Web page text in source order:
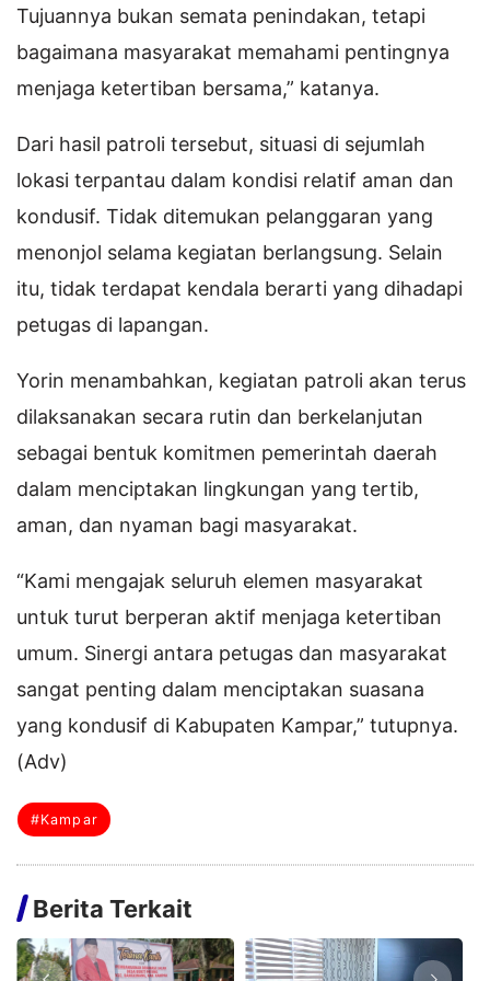
Tujuannya bukan semata penindakan, tetapi
bagaimana masyarakat memahami pentingnya
menjaga ketertiban bersama,” katanya.
Dari hasil patroli tersebut, situasi di sejumlah
lokasi terpantau dalam kondisi relatif aman dan
kondusif. Tidak ditemukan pelanggaran yang
menonjol selama kegiatan berlangsung. Selain
itu, tidak terdapat kendala berarti yang dihadapi
petugas di lapangan.
Yorin menambahkan, kegiatan patroli akan terus
dilaksanakan secara rutin dan berkelanjutan
sebagai bentuk komitmen pemerintah daerah
dalam menciptakan lingkungan yang tertib,
aman, dan nyaman bagi masyarakat.
“Kami mengajak seluruh elemen masyarakat
untuk turut berperan aktif menjaga ketertiban
umum. Sinergi antara petugas dan masyarakat
sangat penting dalam menciptakan suasana
yang kondusif di Kabupaten Kampar,” tutupnya.
(Adv)
#Kampar
Berita Terkait